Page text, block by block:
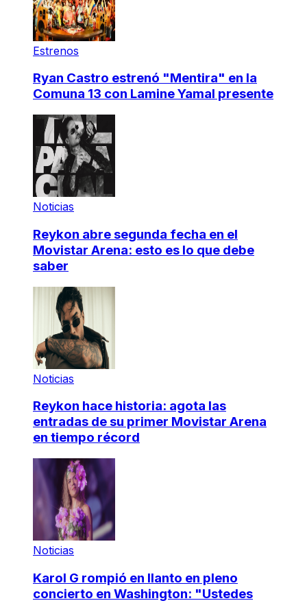
Estrenos
Ryan Castro estrenó "Mentira" en la
Comuna 13 con Lamine Yamal presente
Noticias
Reykon abre segunda fecha en el
Movistar Arena: esto es lo que debe
saber
Noticias
Reykon hace historia: agota las
entradas de su primer Movistar Arena
en tiempo récord
Noticias
Karol G rompió en llanto en pleno
concierto en Washington: "Ustedes